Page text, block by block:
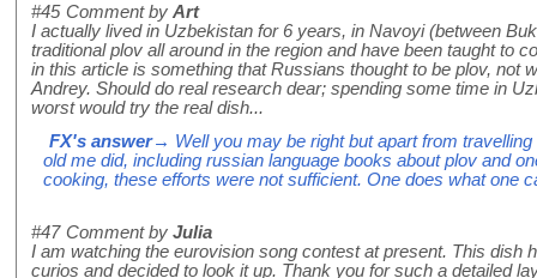
#45 Comment by Art
I actually lived in Uzbekistan for 6 years, in Navoyi (between
traditional plov all around in the region and have been taught to
in this article is something that Russians thought to be plov, not
Andrey. Should do real research dear; spending some time in
worst would try the real dish...
FX's answer→ Well you may be right but apart from
old me did, including russian language books about plov and
cooking, these efforts were not sufficient. One does what one
#47 Comment by Julia
I am watching the eurovision song contest at present. This dish
curios and decided to look it up. Thank you for such a detailed